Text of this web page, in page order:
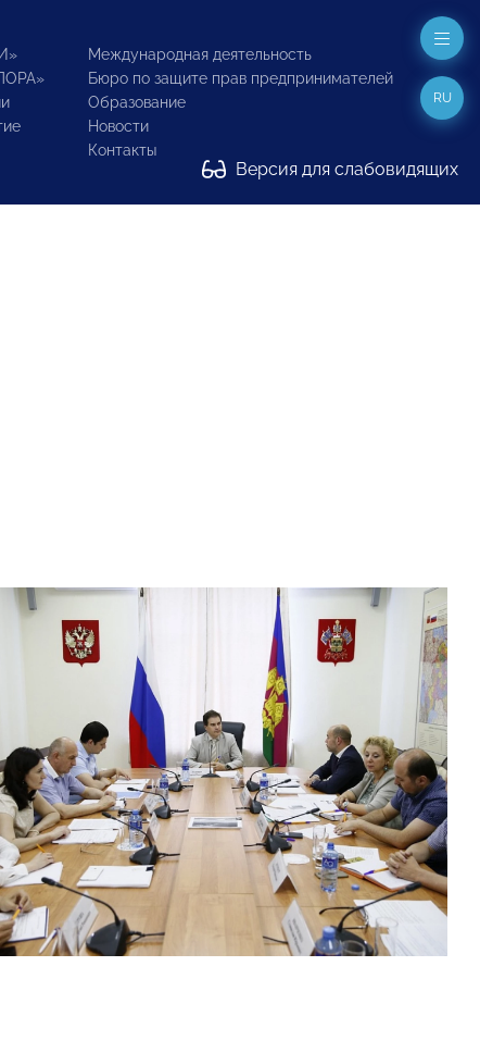
Международная деятельность
Бюро по защите прав предпринимателей
Образование
Новости
Контакты
Версия для слабовидящих
RU